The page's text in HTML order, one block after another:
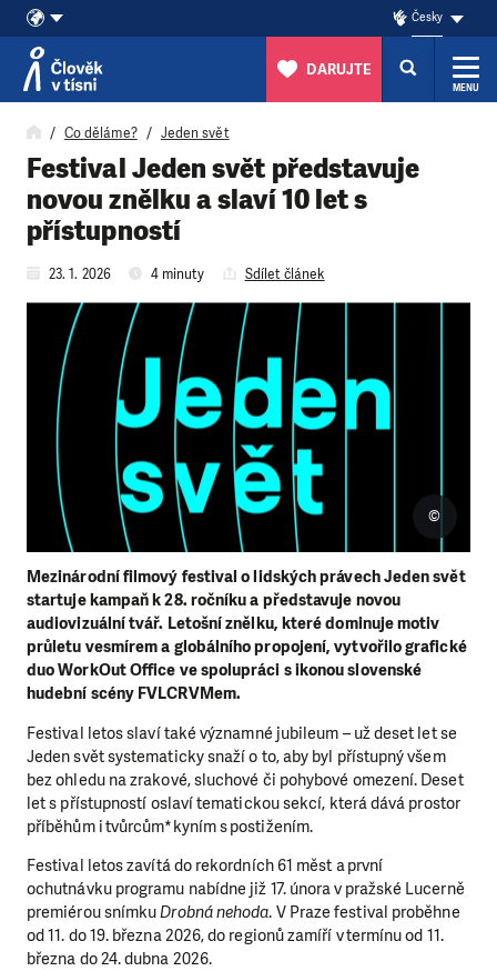
Přeskočit na obsah
Česky
DARUJTE
MENU
Co děláme? Jeden svět
Festival Jeden svět představuje
novou znělku a slaví 10 let s
přístupností
23. 1. 2026 4 minuty Sdílet článek
Mezinárodní filmový festival o lidských právech Jeden svět
startuje kampaň k 28. ročníku a představuje novou
audiovizuální tvář. Letošní znělku, které dominuje motiv
průletu vesmírem a globálního propojení, vytvořilo grafické
duo WorkOut Office ve spolupráci s ikonou slovenské
hudební scény FVLCRVMem.
©
Festival letos slaví také významné jubileum – už deset let se
Jeden svět systematicky snaží o to, aby byl přístupný všem
bez ohledu na zrakové, sluchové či pohybové omezení. Deset
let s přístupností oslaví tematickou sekcí, která dává prostor
příběhům i tvůrcům*kyním s postižením.
Festival letos zavítá do rekordních 61 měst a první
ochutnávku programu nabídne již 17. února v pražské Lucerně
premiérou snímkuDrobná nehoda. V Praze festival proběhne
od 11. do 19. března 2026, do regionů zamíří v termínu od 11.
března do 24. dubna 2026.